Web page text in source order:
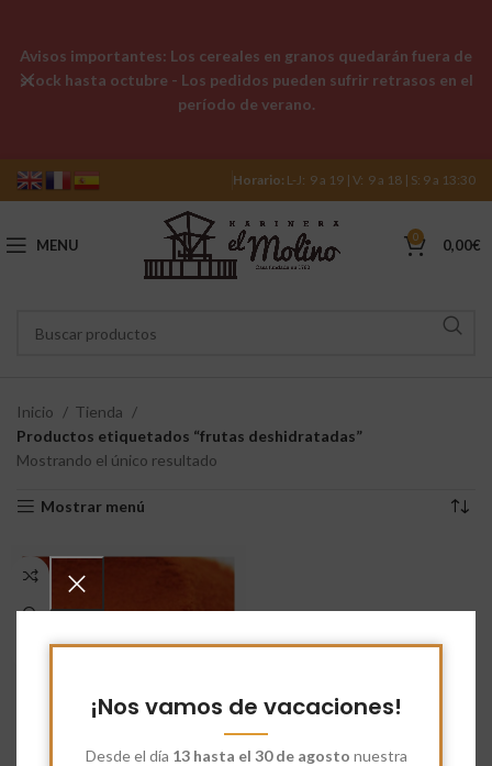
¡Nos vamos de vacaciones!
Desde el día 13 hasta el 30 de agosto nuestra
Horario: L-J: 9 a 19 | V: 9 a 18 | S: 9 a 13:30
MENU 0 0,00€
Inicio
Tienda
Productos etiquetados “frutas deshidratadas”
Mostrando el único resultado
Mostrar menú
Avisos importantes: Los cereales en granos quedarán fuera de
stock hasta octubre - Los pedidos pueden sufrir retrasos en el
período de verano.